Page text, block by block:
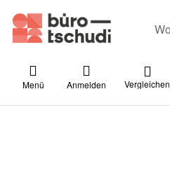
Menü Anmelden Vergleichen